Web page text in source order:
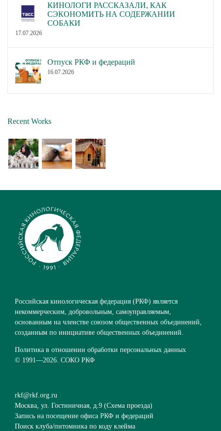
КИНОЛОГИ РАССКАЗАЛИ, КАК
СЭКОНОМИТЬ НА СОДЕРЖАНИИ
СОБАКИ
17.07.2026
Отпуск РКФ и федераций
16.07.2026
Recent Works
Российская кинологическая федерация (РКФ) является
некоммерческим, добровольным, самоуправляемым,
основанным на членстве союзом общественных объединений,
созданным по инициативе общественных объединений.
Политика в отношении обработки персональных данных
© 1991—2026. СОКО РКФ
rkf@rkf.org.ru
Москва, ул. Гостиничная, д.9 (Схема проезда)
Запись на посещение офиса РКФ и федераций
Поиск клуба/питомника по коду клейма